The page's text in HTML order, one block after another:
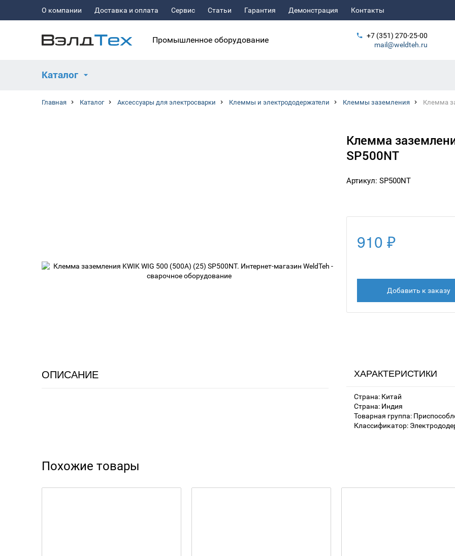
О компании Доставка и оплата Сервис Статьи Гарантия Демонстрация Контакты
Промышленное оборудование
+7 (351) 270-25-00
mail@weldteh.ru
Каталог
Главная Каталог Аксессуары для электросварки Клеммы и электрододержатели Клеммы заземления Клемма
Клемма
SP500NT
Артикул: SP500NT
910 ₽
Добавить к заказу
ОПИСАНИЕ ХАРАКТЕРИСТИКИ
Страна: Китай
Страна: Индия
Товарная группа:
Классификатор:
Похожие товары